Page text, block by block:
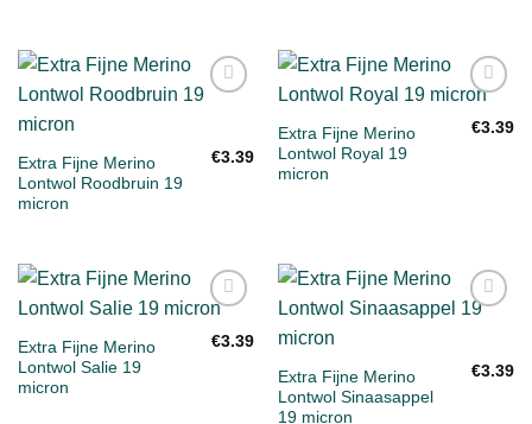
Extra Fijne Merino
Lontwol Roodbruin 19
micron
€3.39
aan
Extra Fijne Merino
Lontwol Royal 19
micron
€3.39
aan
Extra Fijne Merino
Lontwol Salie 19
micron
€3.39
Extra Fijne Merino
Lontwol Sinaasappel
19 micron
€3.39